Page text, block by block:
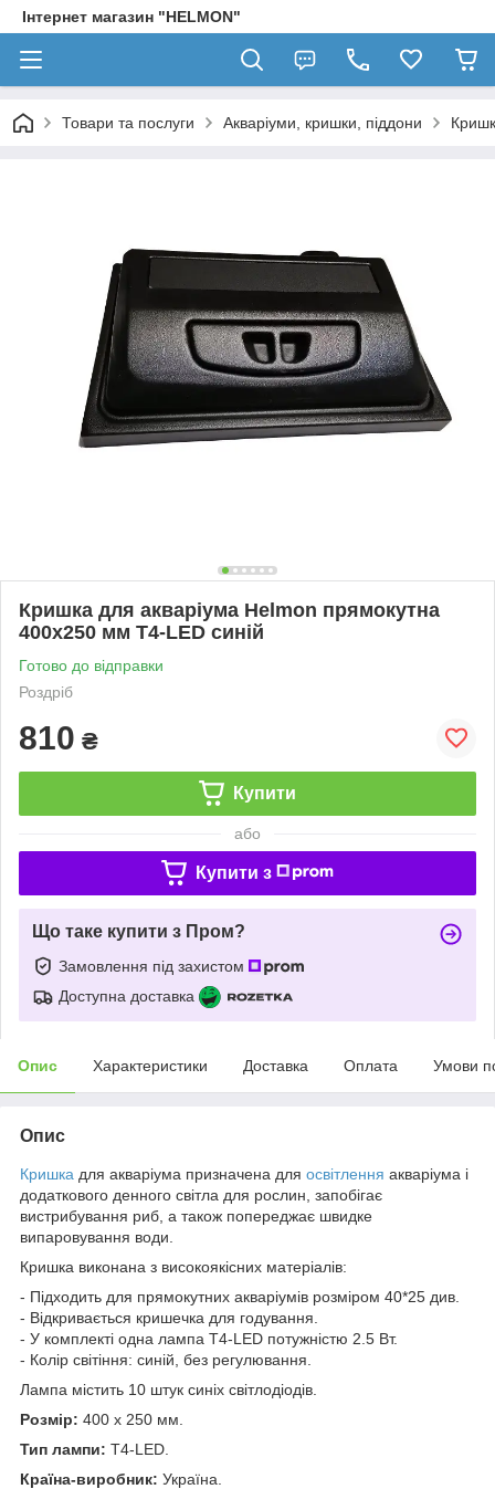
Інтернет магазин "HELMON"
Товари та послуги Акваріуми, кришки, піддони
Кришка для акваріума Helmon прямокутна
400х250 мм T4-LED синій
Готово до відправки
Роздріб
810 ₴
Купити
або
Купити з
Що таке купити з Пром?
Замовлення під захистом
Доступна доставка
Опис Характеристики Доставка Оплата Умови
Опис
Кришка для акваріума призначена для освітлення акваріума і
додаткового денного світла для рослин, запобігає
вистрибування риб, а також попереджає швидке
випаровування води.
Кришка виконана з високоякісних матеріалів:
- Підходить для прямокутних акваріумів розміром 40*25 див.
- Відкривається кришечка для годування.
- У комплекті одна лампа T4-LED потужністю 2.5 Вт.
- Колір світіння: синій, без регулювання.
Лампа містить 10 штук синіх світлодіодів.
Розмір: 400 х 250 мм.
Тип лампи: T4-LED.
Країна-виробник: Україна.